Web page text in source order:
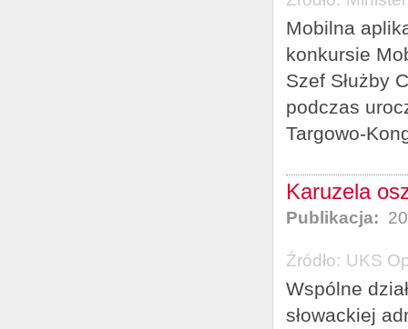
Mobilna
konkursie
Szef Służby
podczas
Targowo-
Karuzela
Publikacja:
Źródło: UKS
Wspólne
słowackiej